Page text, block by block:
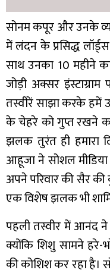
सोनम कपूर और उनके
में लंदन के प्रसिद्ध
साथ उनका 10 महीने
जोड़ी अक्सर
तस्वीरें साझा करके हमें
के चेहरे को गुप्त रखने
झलक तुरंत ही हमारा
आहूजा ने सोशल मीडिया
अपने परिवार की सैर
एक विशेष झलक भी
पहली तस्वीर में आनंद ने
क्योंकि शिशु सामने
की कोशिश कर रहा है।